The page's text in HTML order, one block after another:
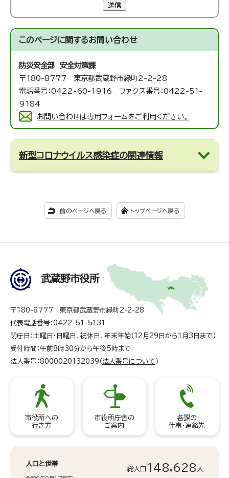
送信
このページに関するお問い合わせ
防災安全部 安全対策課
〒180-8777 東京都武蔵野市緑町2-2-28
電話番号：0422-60-1916 ファクス番号：0422-51-
9184
お問い合わせは専用フォームをご利用ください。
新型コロナウイルス感染症の関連情報
前のページへ戻る トップページへ戻る
武蔵野市役所
〒180-8777 東京都武蔵野市緑町2-2-28
代表電話番号：0422-51-5131
閉庁日：土曜日・日曜日、祝休日、年末年始（12月29日から1月3日まで）
受付時間：午前8時30分から午後5時まで
法人番号：8000020132039（ 法人番号について ）
市役所への
行き方
市役所庁舎の
ご案内
各課の
仕事・連絡先
人口と世帯
総人口 148,628 人